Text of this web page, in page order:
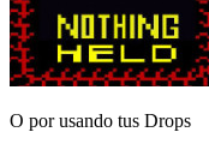
O porusando tus Drops